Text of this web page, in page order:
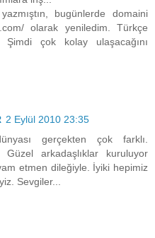
bugünlerde domaini
olarak yeniledim. Türkçe
Şimdi çok kolay ulaşacağını
2 Eylül 2010 23:35
gerçekten çok farklı.
Güzel arkadaşlıklar kuruluyor
etmen dileğiyle. İyiki hepimiz
Sevgiler...